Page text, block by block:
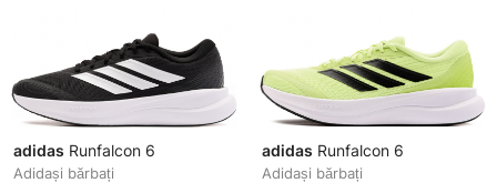
adidas Runfalcon 6
Adidași bărbați
adidas Runfalcon 6
Adidași bărbați